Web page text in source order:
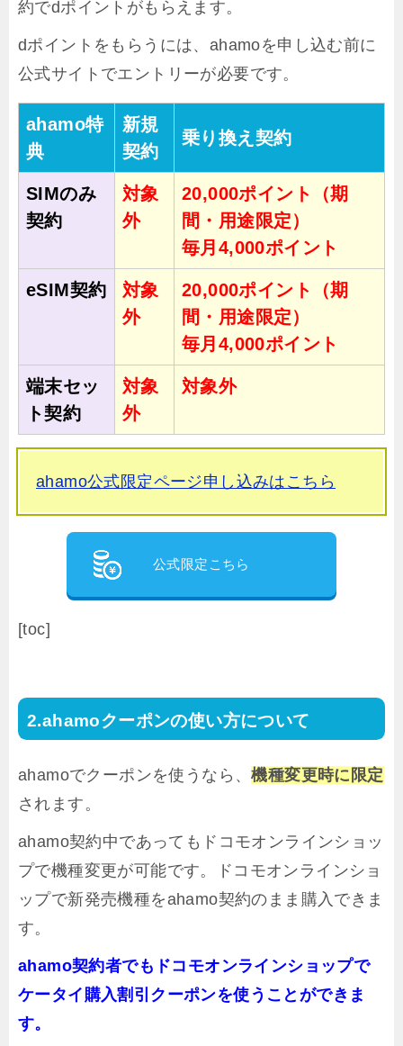
約でdポイントがもらえます。
dポイントをもらうには、ahamoを申し込む前に
公式サイトでエントリーが必要です。
ahamo特
典
新規
契約
乗り換え契約
SIMのみ
契約
対象
外
20,000ポイント（期
間・用途限定）
毎月4,000ポイント
eSIM契約
対象
外
20,000ポイント（期
間・用途限定）
毎月4,000ポイント
端末セッ
ト契約
対象
外
対象外
ahamo公式限定ページ申し込みはこちら
公式限定こちら
[toc]
ahamoクーポンの使い方について
ahamoでクーポンを使うなら、機種変更時に限定
されます。
ahamo契約中であってもドコモオンラインショッ
プで機種変更が可能です。ドコモオンラインショ
ップで新発売機種をahamo契約のまま購入できま
す。
ahamo契約者でもドコモオンラインショップで
ケータイ購入割引クーポンを使うことができま
す。